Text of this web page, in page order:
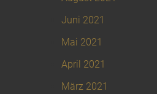
Juni 2021
Mai 2021
April 2021
März 2021